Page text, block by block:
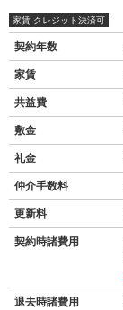
家賃 クレジット決済可
契約年数
家賃
共益費
敷金
礼金
仲介手数料
更新料
契約時諸費用
退去時諸費用